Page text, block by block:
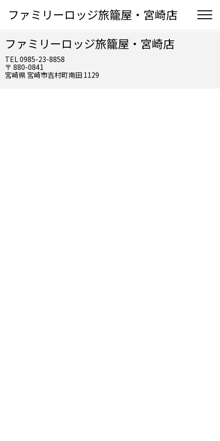
ファミリーロッジ旅籠屋・宮崎店
ファミリーロッジ旅籠屋・宮崎店
TEL 0985-23-8858
〒 880-0841
宮崎県 宮崎市吉村町南田 1129